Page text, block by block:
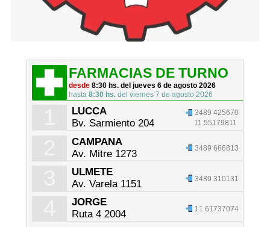
FARMACIAS DE TURNO
desde8:30 hs. del jueves 6 de agosto 2026
hasta8:30 hs. del viernes 7 de agosto 2026
LUCCA
Bv. Sarmiento 204
3489 425670
11 55179811
CAMPANA
Av. Mitre 1273
3489 666813
ULMETE
Av. Varela 1151
3489 310131
JORGE
Ruta 4 2004
11 61737074